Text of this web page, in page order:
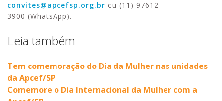
convites@apcefsp.org.br ou (11) 97612-
3900 (WhatsApp).
Leia também
Tem comemoração do Dia da Mulher nas unidades
da Apcef/SP
Comemore o Dia Internacional da Mulher com a